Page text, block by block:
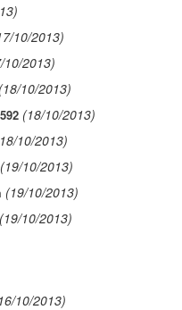
10/2013)
10/2013)
(18/10/2013)
(18/10/2013)
10/2013)
(19/10/2013)
(19/10/2013)
(19/10/2013)
10/2013)